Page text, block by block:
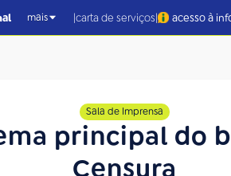
mais |carta de serviços| acesso à
Sala de Imprensa
principal do
Censura